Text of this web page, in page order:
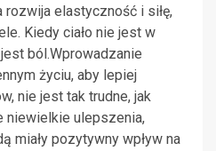
rozwija elastyczność i siłę,
Kiedy ciało nie jest w
ból.Wprowadzanie
życiu, aby lepiej
nie jest tak trudne, jak
niewielkie ulepszenia,
miały pozytywny wpływ na